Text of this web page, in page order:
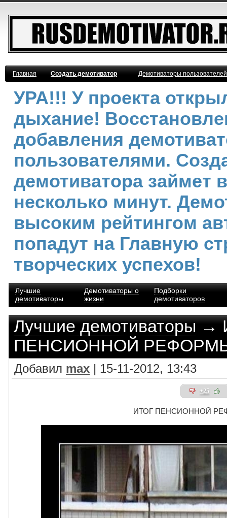
Главная Создать демотиватор Демотиваторы
УРА!!! У проекта
дыхание!
добавления
пользователями.
демотиватора займет
несколько минут.
высоким рейтингом
попадут на Главную
творческих успехов!
Лучшие
демотиваторы
Демотиваторы о
жизни
Подборки
демотиваторов
Лучшие демотиваторы→
ПЕНСИОННОЙ
Добавил max | 15-11-2012, 13:43
+25
ИТОГ ПЕНСИОННОЙ